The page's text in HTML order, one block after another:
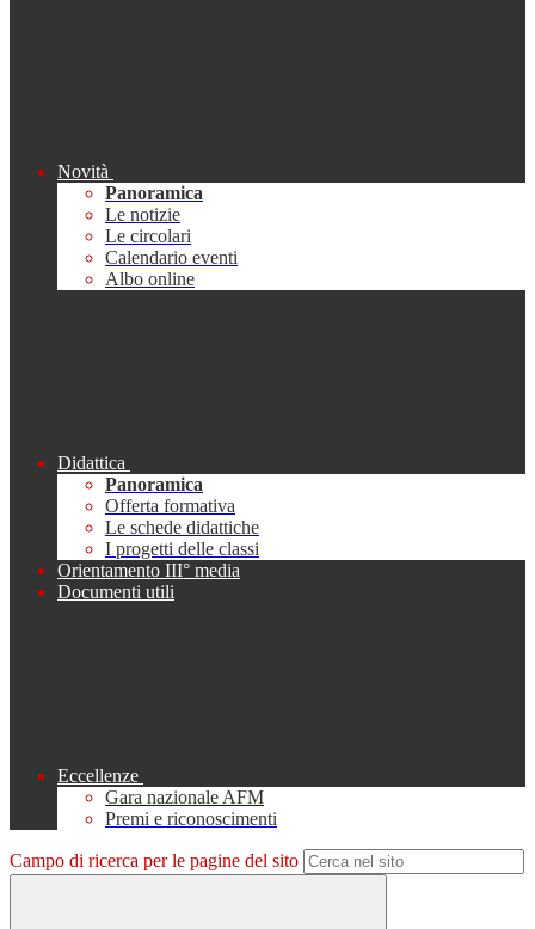
Novità
Panoramica
Le notizie
Le circolari
Calendario eventi
Albo online
Didattica
Panoramica
Offerta formativa
Le schede didattiche
I progetti delle classi
Orientamento III° media
Documenti utili
Eccellenze
Gara nazionale AFM
Premi e riconoscimenti
Campo di ricerca per le pagine del sito